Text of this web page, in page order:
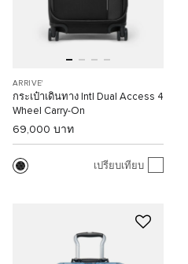
ARRIVE'
กระเป๋าเดินทาง Intl Dual Access 4
Wheel Carry-On
69,000 บาท
เปรียบเทียบ